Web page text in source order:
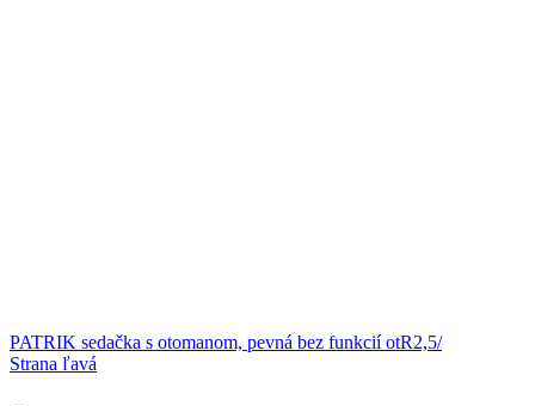
PATRIK sedačka s otomanom, pevná bez funkcií otR2,5/
Strana ľavá